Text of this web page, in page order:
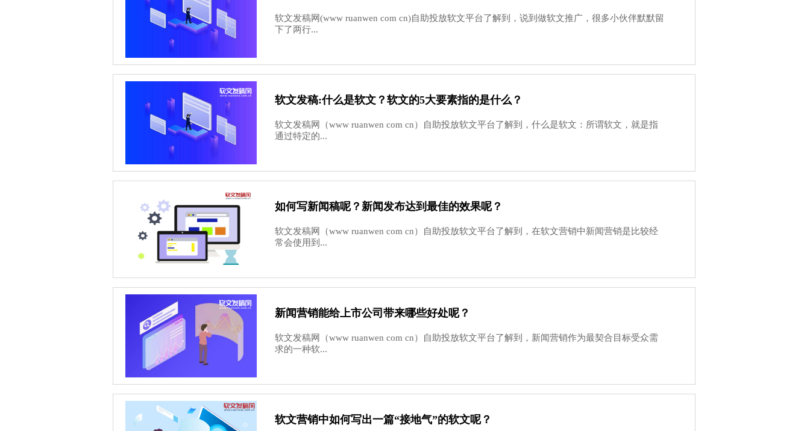
软文发稿网(www ruanwen com cn)自助投放软文平台了解到，说到做软文推广，很多小伙伴默默留
下了两行...
软文发稿:什么是软文？软文的5大要素指的是什么？
软文发稿网（www ruanwen com cn）自助投放软文平台了解到，什么是软文：所谓软文，就是指
通过特定的...
如何写新闻稿呢？新闻发布达到最佳的效果呢？
软文发稿网（www ruanwen com cn）自助投放软文平台了解到，在软文营销中新闻营销是比较经
常会使用到...
新闻营销能给上市公司带来哪些好处呢？
软文发稿网（www ruanwen com cn）自助投放软文平台了解到，新闻营销作为最契合目标受众需
求的一种软...
软文营销中如何写出一篇“接地气”的软文呢？